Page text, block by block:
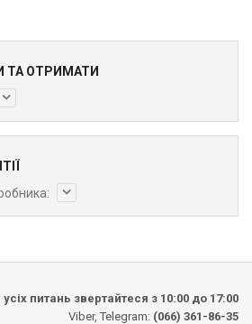
ТА ОТРИМАТИ
усіх питань звертайтеся з 10:00 до 17:00
Viber, Telegram: (066) 361-86-35